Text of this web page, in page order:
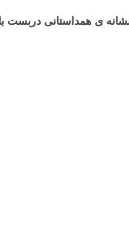
ی همداستانی دربست